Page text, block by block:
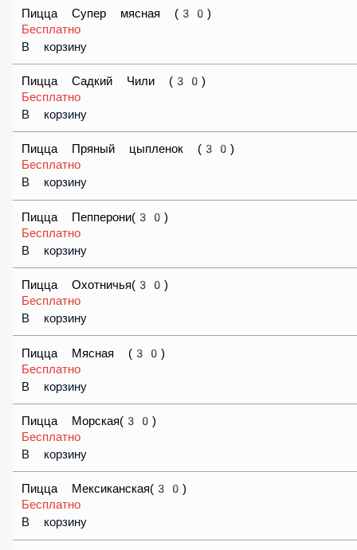
В корзину
Пицца Супер мясная (30)
Бесплатно
В корзину
Пицца Садкий Чили (30)
Бесплатно
В корзину
Бесплатно
В корзину
Пицца Пепперони(30)
Бесплатно
В корзину
Пицца Охотничья(30)
Бесплатно
В корзину
Пицца Мясная (30)
Бесплатно
В корзину
Пицца Морская(30)
Бесплатно
В корзину